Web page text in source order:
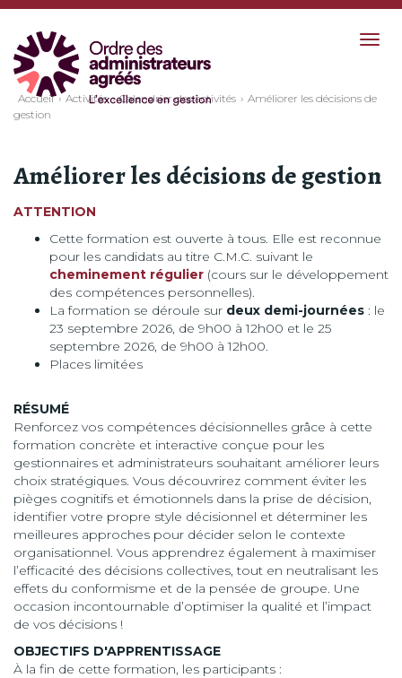
Accueil Activités Calendrier des activités
Améliorer les décisions de
gestion
Améliorer les décisions de gestion
ATTENTION
Cette formation est ouverte à tous. Elle est reconnue
pour les candidats au titre C.M.C. suivant le
cheminement régulier (cours sur le développement
des compétences personnelles).
La formation se déroule sur deux demi-journées : le
23 septembre 2026, de 9h00 à 12h00 et le 25
septembre 2026, de 9h00 à 12h00.
Places limitées
RÉSUMÉ
Renforcez vos compétences décisionnelles grâce à cette
formation concrète et interactive conçue pour les
gestionnaires et administrateurs souhaitant améliorer leurs
choix stratégiques. Vous découvrirez comment éviter les
pièges cognitifs et émotionnels dans la prise de décision,
identifier votre propre style décisionnel et déterminer les
meilleures approches pour décider selon le contexte
organisationnel. Vous apprendrez également à maximiser
l’efficacité des décisions collectives, tout en neutralisant les
effets du conformisme et de la pensée de groupe. Une
occasion incontournable d’optimiser la qualité et l’impact
de vos décisions !
OBJECTIFS D'APPRENTISSAGE
À la fin de cette formation, les participants :